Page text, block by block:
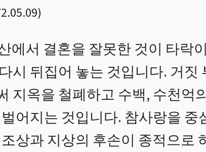
)
에서 결혼을 잘못한 것이 타락
시 뒤집어 놓는 것입니다. 거
지옥을 철폐하고 수백, 수천억
어지는 것입니다. 참사랑을
상과 지상의 후손이 종적으로